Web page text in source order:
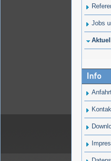
Jobs
Info